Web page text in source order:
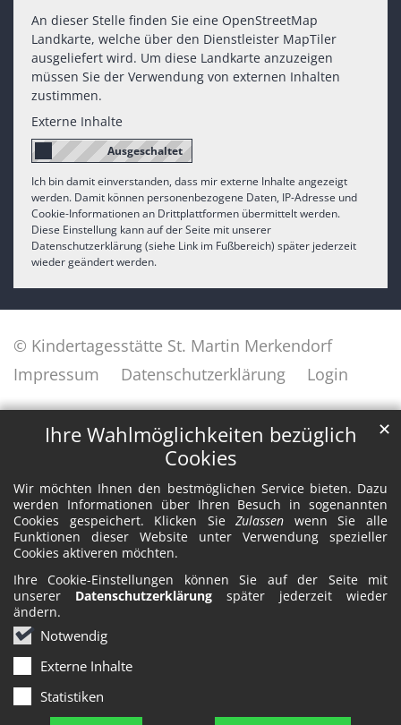
Ihre Wahlmöglichkeiten bezüglich
Cookies
Wir möchten Ihnen den bestmöglichen Service bieten. Dazu
werden Informationen über Ihren Besuch in sogenannten
Cookies gespeichert. Klicken SieZulassen wenn Sie alle
Funktionen dieser Website unter Verwendung spezieller
Cookies aktiveren möchten.
Ihre Cookie-Einstellungen können Sie auf der Seite mit
unserer Datenschutzerklärung später jederzeit wieder
ändern.
Notwendig
Externe Inhalte
Statistiken
✕
An dieser Stelle finden Sie eine OpenStreetMap
Landkarte, welche über den Dienstleister MapTiler
ausgeliefert wird. Um diese Landkarte anzuzeigen
müssen Sie der Verwendung von externen Inhalten
zustimmen.
Externe Inhalte
Ich bin damit einverstanden, dass mir externe Inhalte angezeigt
werden. Damit können personenbezogene Daten, IP-Adresse und
Cookie-Informationen an Drittplattformen übermittelt werden.
Diese Einstellung kann auf der Seite mit unserer
Datenschutzerklärung (siehe Link im Fußbereich) später jederzeit
wieder geändert werden.
© Kindertagesstätte St. Martin Merkendorf
Impressum
Datenschutzerklärung Login